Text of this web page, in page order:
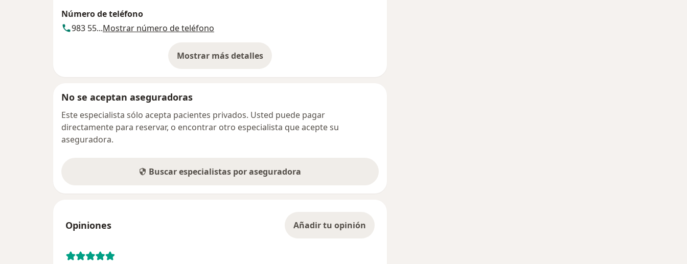
Número de teléfono
983 55...Mostrar número de teléfono
Mostrar más detalles
sobre la dirección
No se aceptan aseguradoras
Este especialista sólo acepta pacientes privados. Usted puede pagar
directamente para reservar, o encontrar otro especialista que acepte su
aseguradora.
Buscar especialistas por aseguradora
Opiniones Añadir tu opinión